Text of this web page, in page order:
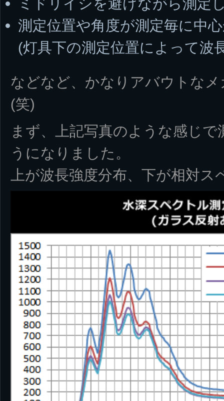
測定位置や角度が測定毎に中
(灯具下の測定位置によって波
などなど、かなりアバウトな
(笑)
まず、上記写真のような感じ
うになりました。
上が波長強度分布、下が相対